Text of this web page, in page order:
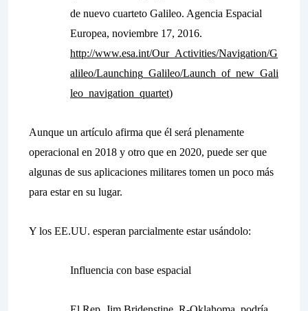
de nuevo cuarteto Galileo. Agencia Espacial
Europea, noviembre 17, 2016.
http://www.esa.int/Our_Activities/Navigation/G
alileo/Launching_Galileo/Launch_of_new_Gali
leo_navigation_quartet)
Aunque un artículo afirma que él será plenamente
operacional en 2018 y otro que en 2020, puede ser que
algunas de sus aplicaciones militares tomen un poco más
para estar en su lugar.
Y los EE.UU. esperan parcialmente estar usándolo:
Influencia con base espacial